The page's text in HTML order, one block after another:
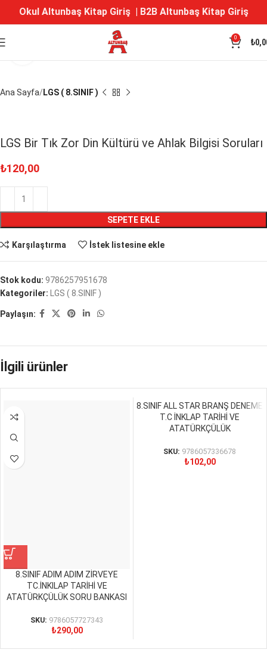
Okul Altunbaş Kitap Giriş| B2B Altunbaş Kitap Giriş
0 ₺
Büyütmek için tıklayın
Ana Sayfa LGS ( 8.SINIF )
LGS Bir Tık Zor Din Kültürü ve Ahlak Bilgisi Soruları
₺120,00
SEPETE EKLE
Karşılaştırma İstek listesine ekle
Stok kodu: 9786257951678
Kategoriler:
LGS ( 8.SINIF )
Paylaşın:
İlgili ürünler
8.SINIF ADIM ADIM ZİRVEYE
TC.İNKILAP TARİHİ VE
ATATÜRKÇÜLÜK SORU BANKASI
SKU: 9786057727343
₺290,00
8.SINIF ALL STAR BRANŞ DENEME
T.C İNKLAP TARİHİ VE
ATATÜRKÇÜLÜK
SKU: 9786057336678
₺102,00